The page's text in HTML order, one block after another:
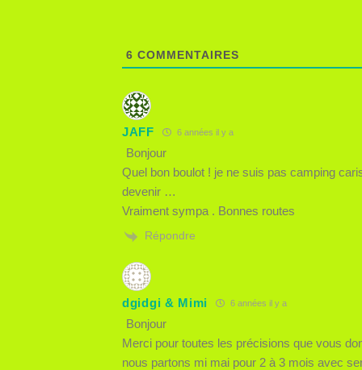
6 COMMENTAIRES
JAFF 6 années il y a
Bonjour
Quel bon boulot ! je ne suis pas camping
devenir …
Vraiment sympa . Bonnes routes
Répondre
dgidgi & Mimi 6 années il y a
Bonjour
Merci pour toutes les précisions que vous
nous partons mi mai pour 2 à 3 mois avec